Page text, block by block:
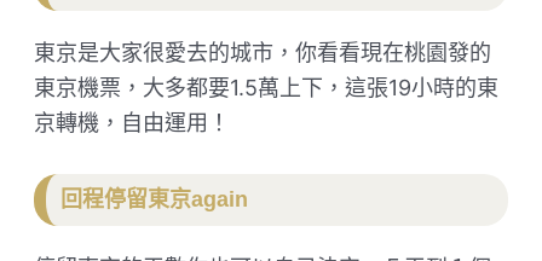
東京是大家很愛去的城市，你看看現在桃園發的
東京機票，大多都要1.5萬上下，這張19小時的東
京轉機，自由運用！
​回程停留東京again